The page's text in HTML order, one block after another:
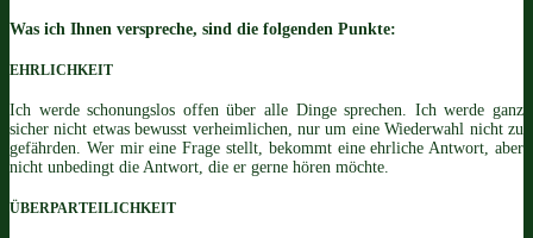
Was ich Ihnen verspreche, sind die folgenden Punkte:
EHRLICHKEIT
Ich werde schonungslos offen über alle Dinge sprechen. Ich werde ganz
sicher nicht etwas bewusst verheimlichen, nur um eine Wiederwahl nicht zu
gefährden. Wer mir eine Frage stellt, bekommt eine ehrliche Antwort, aber
nicht unbedingt die Antwort, die er gerne hören möchte.
ÜBERPARTEILICHKEIT